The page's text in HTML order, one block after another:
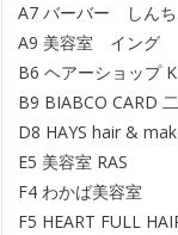
A7 バーバー しんち
A9 美容室 イング
B6 ヘアーショップ
B9 BIABCO CARD
D8 HAYS hair &
E5 美容室 RAS
F4 わかば美容室
F5 HEART FULL